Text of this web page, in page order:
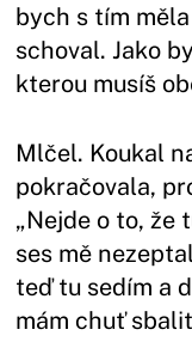
bych s tím
schoval. Jako
kterou musíš
Mlčel. Koukal
pokračovala,
„Nejde o to, že
ses mě
teď tu sedím a
mám chuť